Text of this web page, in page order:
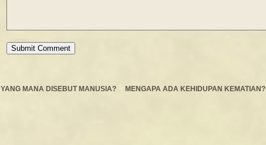
YANG MANA DISEBUT MANUSIA? MENGAPA ADA KEHIDUPAN KEMATIAN?